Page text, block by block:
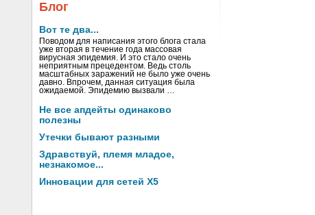
Блог
Вот те два...
Поводом для написания этого блога стала
уже вторая в течение года массовая
вирусная эпидемия. И это стало очень
неприятным прецедентом. Ведь столь
масштабных заражений не было уже очень
давно. Впрочем, данная ситуация была
ожидаемой. Эпидемию вызвали …
Не все апдейты одинаково
полезны
Утечки бывают разными
Здравствуй, племя младое,
незнакомое...
Инновации для сетей X5